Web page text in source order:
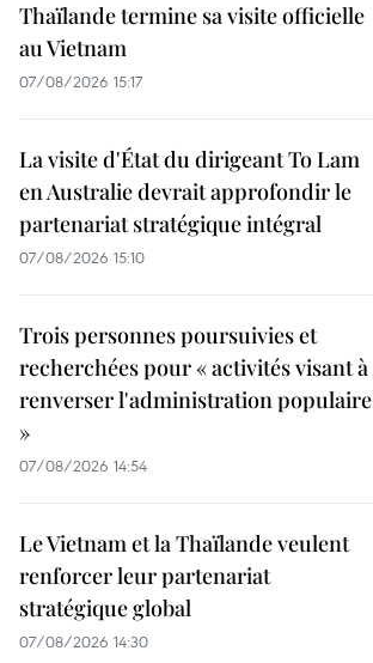
Thaïlande termine sa visite officielle
au Vietnam
07/08/2026 15:17
La visite d'État du dirigeant To Lam
en Australie devrait approfondir le
partenariat stratégique intégral
07/08/2026 15:10
Trois personnes poursuivies et
recherchées pour « activités visant à
renverser l'administration populaire
»
07/08/2026 14:54
Le Vietnam et la Thaïlande veulent
renforcer leur partenariat
stratégique global
07/08/2026 14:30